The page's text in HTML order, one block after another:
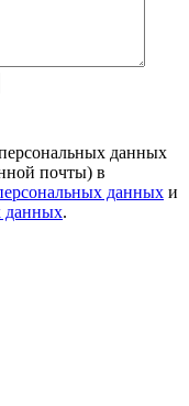
данных
почты) в
данных и
данных.